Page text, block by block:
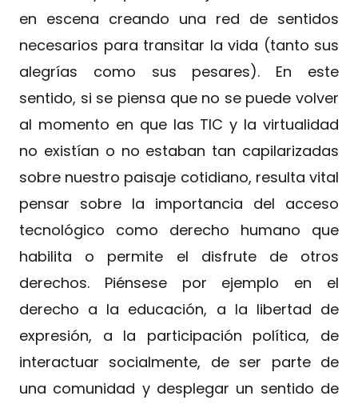
en escena creando una red de sentidos
necesarios para transitar la vida (tanto sus
alegrías como sus pesares). En este
sentido, si se piensa que no se puede volver
al momento en que las TIC y la virtualidad
no existían o no estaban tan capilarizadas
sobre nuestro paisaje cotidiano, resulta vital
pensar sobre la importancia del acceso
tecnológico como derecho humano que
habilita o permite el disfrute de otros
derechos. Piénsese por ejemplo en el
derecho a la educación, a la libertad de
expresión, a la participación política, de
interactuar socialmente, de ser parte de
una comunidad y desplegar un sentido de